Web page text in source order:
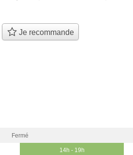
Je recommande
Fermé
14h - 19h